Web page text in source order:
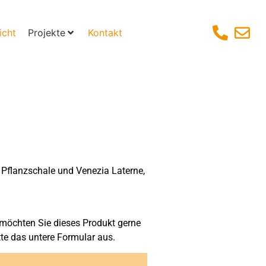
Projekte Kontakt
und Venezia Laterne,
Sie dieses Produkt gerne
das untere Formular aus.